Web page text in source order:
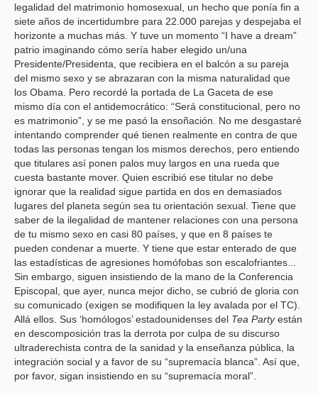
legalidad del matrimonio homosexual, un hecho que ponía fin a
siete años de incertidumbre para 22.000 parejas y despejaba el
horizonte a muchas más. Y tuve un momento “I have a dream”
patrio imaginando cómo sería haber elegido un/una
Presidente/Presidenta, que recibiera en el balcón a su pareja
del mismo sexo y se abrazaran con la misma naturalidad que
los Obama. Pero recordé la portada de La Gaceta de ese
mismo día con el antidemocrático: “Será constitucional, pero no
es matrimonio”, y se me pasó la ensoñación. No me desgastaré
intentando comprender qué tienen realmente en contra de que
todas las personas tengan los mismos derechos, pero entiendo
que titulares así ponen palos muy largos en una rueda que
cuesta bastante mover. Quien escribió ese titular no debe
ignorar que la realidad sigue partida en dos en demasiados
lugares del planeta según sea tu orientación sexual. Tiene que
saber de la ilegalidad de mantener relaciones con una persona
de tu mismo sexo en casi 80 países, y que en 8 países te
pueden condenar a muerte. Y tiene que estar enterado de que
las estadísticas de agresiones homófobas son escalofriantes...
Sin embargo, siguen insistiendo de la mano de la Conferencia
Episcopal, que ayer, nunca mejor dicho, se cubrió de gloria con
su comunicado (exigen se modifiquen la ley avalada por el TC).
Allá ellos. Sus ‘homólogos’ estadounidenses del Tea Partyestán
en descomposición tras la derrota por culpa de su discurso
ultraderechista contra de la sanidad y la enseñanza pública, la
integración social y a favor de su “supremacía blanca”. Así que,
por favor, sigan insistiendo en su “supremacía moral”.